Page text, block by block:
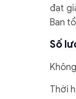
đạt
Ban
Số
Thời